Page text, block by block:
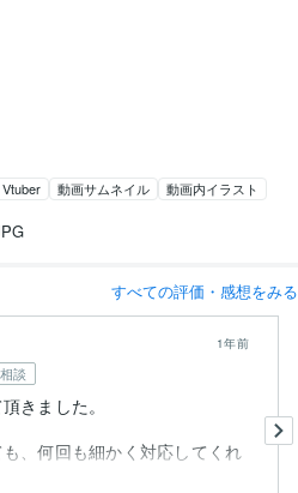
Vtuber 動画サムネイル 動画内イラスト
すべての評価・感想をみる
談
1年前
きました。
、何回も細かく対応してくれ